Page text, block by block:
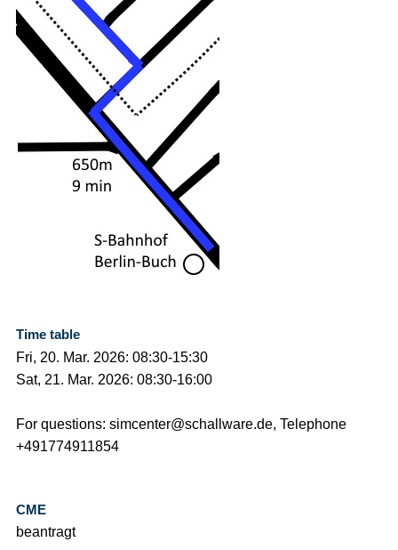
Time table
Fri, 20. Mar. 2026: 08:30-15:30
Sat, 21. Mar. 2026: 08:30-16:00
For questions: simcenter@schallware.de, Telephone
+491774911854
CME
beantragt